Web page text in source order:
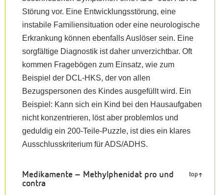
Störung vor. Eine Entwicklungsstörung, eine
instabile Familiensituation oder eine neurologische
Erkrankung können ebenfalls Auslöser sein. Eine
sorgfältige Diagnostik ist daher unverzichtbar. Oft
kommen Fragebögen zum Einsatz, wie zum
Beispiel der DCL-HKS, der von allen
Bezugspersonen des Kindes ausgefüllt wird. Ein
Beispiel: Kann sich ein Kind bei den Hausaufgaben
nicht konzentrieren, löst aber problemlos und
geduldig ein 200-Teile-Puzzle, ist dies ein klares
Ausschlusskriterium für ADS/ADHS.
Medikamente – Methylphenidat pro und
contra
top